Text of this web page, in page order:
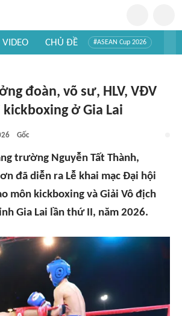
VIDEO CHỦ ĐỀ #ASEAN Cup 2026
đoàn, võ sư, HLV, VĐV
ở Gia Lai
Gốc
trường Nguyễn Tất Thành,
đã diễn ra Lễ khai mạc Đại hội
môn kickboxing và Giải Vô địch
Gia Lai lần thứ II, năm 2026.